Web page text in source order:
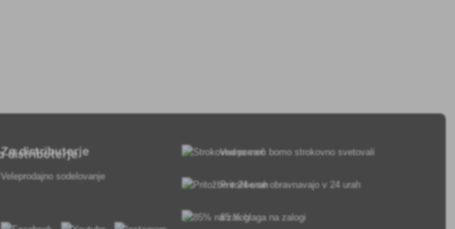
Za distributerje
Veleprodajno sodelovanje
Vedno vam bomo strokovno svetovali
Pritožbe se obravnavajo v 24 urah
85 % blaga na zalogi